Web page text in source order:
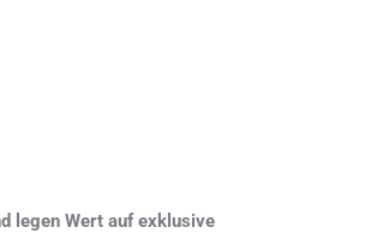
legen Wert auf exklusive